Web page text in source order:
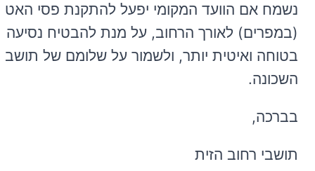
נשמח אם הוועד המקומי יפעל להתקנת פסי
(במפרים) לאורך הרחוב, על מנת להבטיח נסיעה
בטוחה ואיטית יותר, ולשמור על שלומם של תושבי
השכונה.
בברכה,
תושבי רחוב הזית